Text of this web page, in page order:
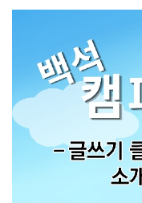
공부도 중요하지만,
대학생활에서 가장
복수전공을 하고 있
공모전 등 전공과 직
참여하려고 노력하고
준비할 때도 도움이
차별화된 경쟁력을
생각합니다.백녹담의
입학 관리처인스타그
준비하는 분들이 많겠
일정 등 확인해야 할
계절학기를 수강하
점검하고, 성적 확인
주의해야 합니다. 방
준비할 수 있도록 이
학사일정을 안내해
~7월 10일 하계 계절
열람 기간, 7월 3일 1
2026-2학기 재입학 신